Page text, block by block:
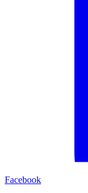
Facebook